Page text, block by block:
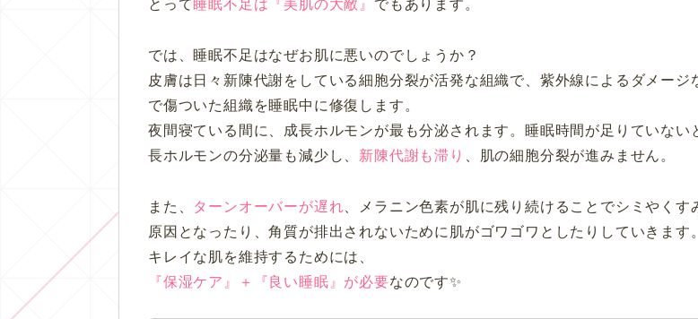
とって 睡眠不足は『美肌の大敵』 でもあります。
では、睡眠不足はなぜお肌に悪いのでしょうか？
皮膚は日々新陳代謝をしている細胞分裂が活発な組織で、紫外線によるダメージ
で傷ついた組織を睡眠中に修復します。
夜間寝ている間に、成長ホルモンが最も分泌されます。睡眠時間が足りていない
長ホルモンの分泌量も減少し、 新陳代謝も滞り 、肌の細胞分裂が進みません。
また、 ターンオーバーが遅れ 、メラニン色素が肌に残り続けることでシミやくす
原因となったり、角質が排出されないために肌がゴワゴワとしたりしていきます。
キレイな肌を維持するためには、
『保湿ケア』＋『良い睡眠』が必要なのです✨